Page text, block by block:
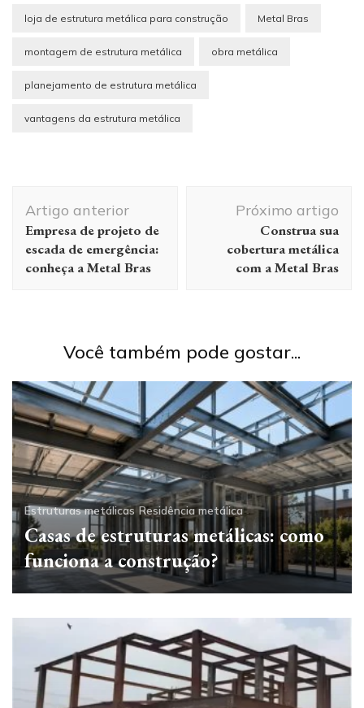
loja de estrutura metálica para construção Metal Bras
montagem de estrutura metálica obra metálica
planejamento de estrutura metálica
vantagens da estrutura metálica
de
post
Artigo anterior
Empresa de projeto de
escada de emergência:
conheça a Metal Bras
Próximo artigo
Construa sua
cobertura metálica
com a Metal Bras
Você também pode gostar...
Estruturas metálicas Residência metálica
Casas de estruturas metálicas: como
funciona a construção?